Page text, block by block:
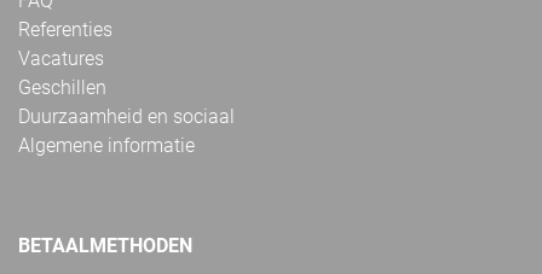
Referenties
Vacatures
Geschillen
Duurzaamheid en sociaal
Algemene informatie
BETAALMETHODEN